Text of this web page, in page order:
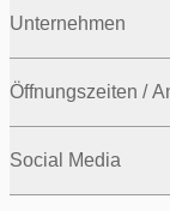
Unternehmen
Öffnungszeiten /
Social Media